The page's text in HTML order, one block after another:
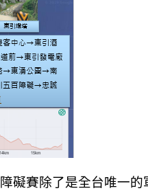
礙賽除了是全台唯一